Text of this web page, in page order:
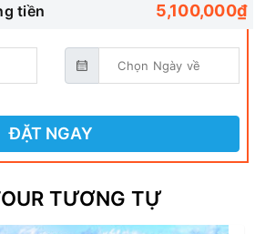
tiền 5,100,000₫
ĐẶT NGAY
TƯƠNG TỰ